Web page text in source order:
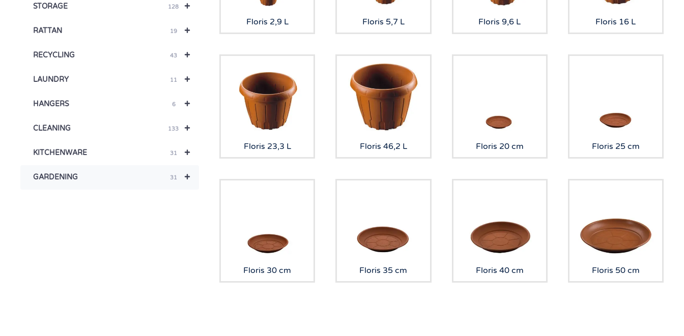
+
STORAGE 128
+
RATTAN 19
+
RECYCLING 43
+
LAUNDRY 11
+
HANGERS 6
+
CLEANING 133
+
KITCHENWARE 31
+
GARDENING 31
Floris 2,9 L Floris 5,7 L Floris 9,6 L Floris 16 L
Floris 23,3 L Floris 46,2 L Floris 20 cm Floris 25 cm
Floris 30 cm Floris 35 cm Floris 40 cm Floris 50 cm